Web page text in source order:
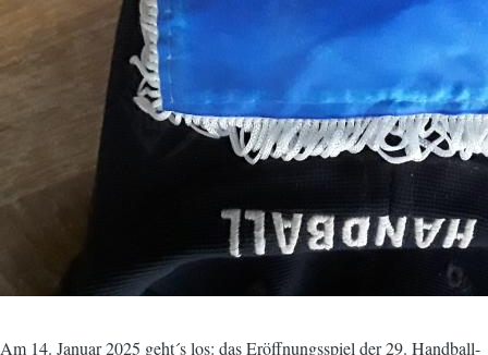
Am 14. Januar 2025 geht´s los: das Eröffnungsspiel der 29. Handball-